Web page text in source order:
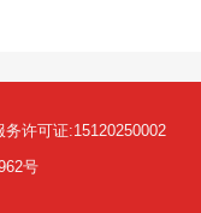
许可证:15120250002
号